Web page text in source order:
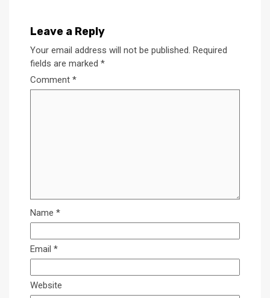
Leave a Reply
Your email address will not be published. Required
fields are marked *
Comment *
Name *
Email *
Website